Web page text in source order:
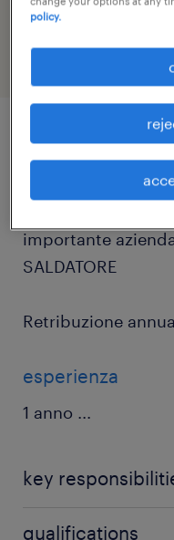
other
job details
importante
SALDATORE
Retribuzione
esperienza
1 anno ...
key
qualifications
policy.